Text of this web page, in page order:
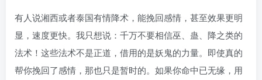
有人说湘西或者泰国有情降术，能挽回感情，甚至效果更明
显，速度更快。我只想说：千万不要相信巫、蛊、降之类的
法术！这些法术不是正道，借用的是妖鬼的力量。即使真的
帮你挽回了感情，那也只是暂时的。如果你命中已无缘，用